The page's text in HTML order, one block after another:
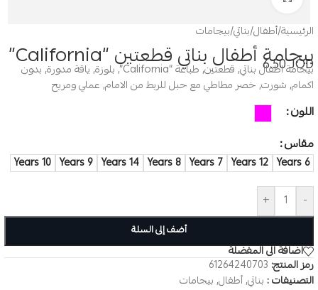
الرئيسية/أطفال/بناتي/بيجامات
بيجامة أطفال بناتي قطعتين “California”
6.50JOD
بيجامة اطفال بناتي, قطعتين, طباعة “California”, بلوزة, ياقة مدورة, بدون
اكمام, شورت, خصر مطاطي مع حبل للربط من الامام, عملي ومريح
اللون
مقاس
6 Years
12 Years
7 Years
8 Years
14 Years
9 Years
10 Years
-
+
أضف إلى السلة
اضافة الى المفضلة
رمز المنتج: 61264240703
التصنيفات : بناتي,أطفال, بيجامات